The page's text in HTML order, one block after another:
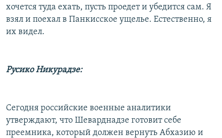
хочется туда ехать, пусть проедет и убедится сам. Я
взял и поехал в Панкисское ущелье. Естественно, я
их видел.
Русико Никурадзе:
Сегодня российские военные аналитики
утверждают, что Шеварднадзе готовит себе
преемника, который должен вернуть Абхазию и